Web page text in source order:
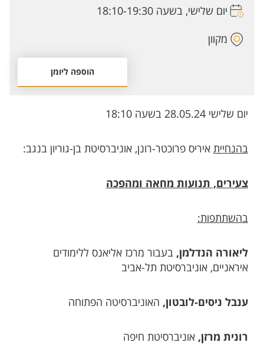
יום שלישי, בשעה 18:10-19:30
מקוון
הוספה ליומן
יום שלישי 28.05.24 בשעה 18:10
בהנחיית איריס פרוכטר-רונן, אוניברסיטת בן-גוריון בנגב:
צעירים, תנועות מחאה ומהפכה
בהשתתפות:
ליאורה הנדלמן,בעבור מרכז אליאנס ללימודים
איראניים, אוניברסיטת תל-אביב
ענבל ניסים-לובטון, האוניברסיטה הפתוחה
רונית מרזן,אוניברסיטת חיפה